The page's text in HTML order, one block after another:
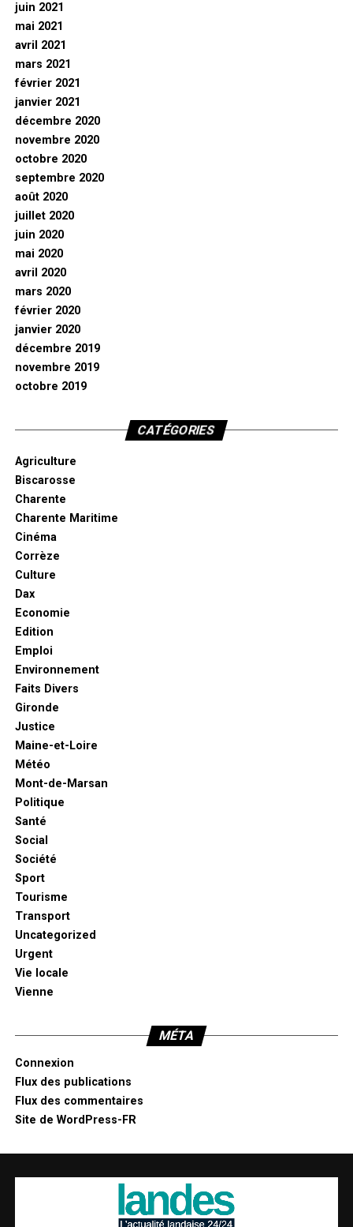
juin 2021
mai 2021
avril 2021
mars 2021
février 2021
janvier 2021
décembre 2020
novembre 2020
octobre 2020
septembre 2020
août 2020
juillet 2020
juin 2020
mai 2020
avril 2020
mars 2020
février 2020
janvier 2020
décembre 2019
novembre 2019
octobre 2019
CATÉGORIES
Agriculture
Biscarosse
Charente
Charente Maritime
Cinéma
Corrèze
Culture
Dax
Economie
Edition
Emploi
Environnement
Faits Divers
Gironde
Justice
Maine-et-Loire
Météo
Mont-de-Marsan
Politique
Santé
Social
Société
Sport
Tourisme
Transport
Uncategorized
Urgent
Vie locale
Vienne
MÉTA
Connexion
Flux des publications
Flux des commentaires
Site de WordPress-FR